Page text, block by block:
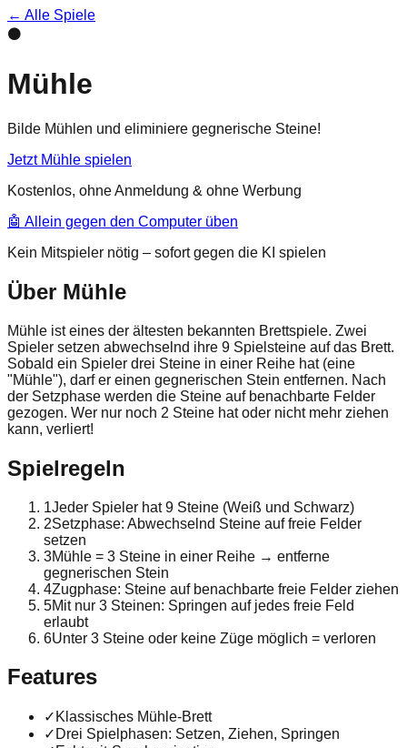
← Alle Spiele
⚫
Mühle
Bilde Mühlen und eliminiere gegnerische Steine!
Jetzt Mühle spielen
Kostenlos, ohne Anmeldung & ohne Werbung
🤖 Allein gegen den Computer üben
Kein Mitspieler nötig – sofort gegen die KI spielen
Über Mühle
Mühle ist eines der ältesten bekannten Brettspiele. Zwei
Spieler setzen abwechselnd ihre 9 Spielsteine auf das Brett.
Sobald ein Spieler drei Steine in einer Reihe hat (eine
"Mühle"), darf er einen gegnerischen Stein entfernen. Nach
der Setzphase werden die Steine auf benachbarte Felder
gezogen. Wer nur noch 2 Steine hat oder nicht mehr ziehen
kann, verliert!
Spielregeln
1Jeder Spieler hat 9 Steine (Weiß und Schwarz)
2Setzphase: Abwechselnd Steine auf freie Felder
setzen
3Mühle = 3 Steine in einer Reihe → entferne
gegnerischen Stein
4Zugphase: Steine auf benachbarte freie Felder ziehen
5Mit nur 3 Steinen: Springen auf jedes freie Feld
erlaubt
6Unter 3 Steine oder keine Züge möglich = verloren
Features
✓ Klassisches Mühle-Brett
✓ Drei Spielphasen: Setzen, Ziehen, Springen